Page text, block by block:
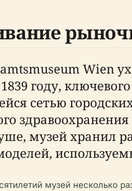
Wien
году,
сетью
здравоохранения
музей хранил
музей несколько